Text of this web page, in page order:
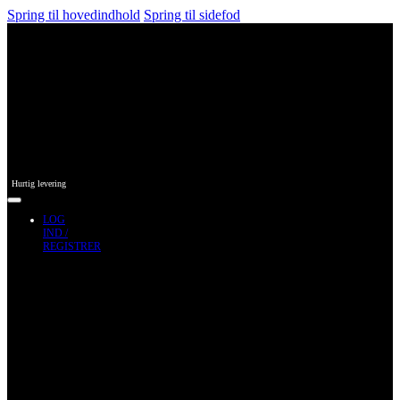
Spring til hovedindhold Spring til sidefod
Hurtig levering
LOG
IND /
REGISTRER